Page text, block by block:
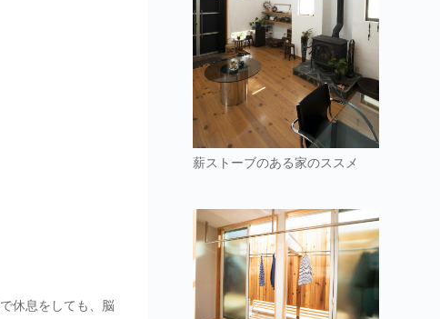
休息をしても、脳
薪ストーブのある家のススメ